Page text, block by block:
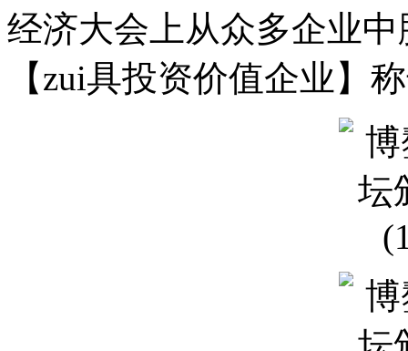
经济大会上从众多企业
【zui具投资价值企业】